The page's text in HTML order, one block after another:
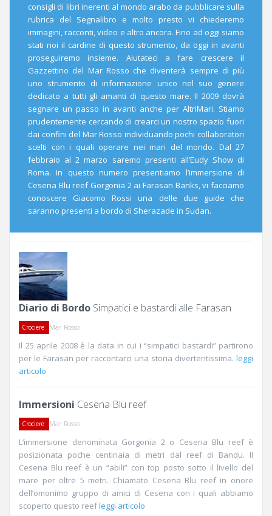
consigli di libri inerenti al mondo arabo da pubblicare sulla
rubrica del Segnalibro e molto presto vi chiederemo
immagini, racconti, video e altro ancora. Fino ad oggi siamo
stati noi il cardine di questo strumento, da oggi in avanti
proseguiremo insieme. Aiutateci a fare crescere il
Gazzettino del Mar Rosso che diventerà sempre di più
uno strumento di informazione unico nel suo genere
dedicato a tutti gli amanti di questo mare. Il 2009 dovrà
segnare un passo in avanti anche per AltriMari. Stiamo
prudentemente cercando di crearci un nostro spazio fuori
dai confini del Mar Rosso individuando pochi collaboratori
scelti con i quali operare nei mari del mondo. Dal 27
febbraio al 2 marzo saremo presenti all’Eudy Show di
Roma. In questo numero presentiamo l’immersione di
Cesena Blu reef Gorgonia 2 ai Farasan Banks, vi facciamo
conoscere Giacomo Rossi una delle due guide che
saranno presenti a bordo di Sherazade in Sudan.
Diario di Bordo Simpatici e bastardi alle Farasan
Crociere Mar Rosso
Il 25 aprile 2008 è la data in cui i “simpatici bastardi” partirono
per le Farasan per raccontarci una storia divertentissima. leggi
articolo
Immersioni Cesena Blu reef
Crociere Mar Rosso
L’immersione denominata Gorgonia 2 o Cesena Blu reef è
posizionata poche centinaia di metri dal reef di Bandu. Il
Cesena Blu reef è un “abili” con top posto sotto il livello del
mare per oltre 5 metri. Chiamato Cesena Blu reef in onore
dell’omonimo gruppo di amici di Cesena con i quali abbiamo
scoperto questo reefleggi articolo